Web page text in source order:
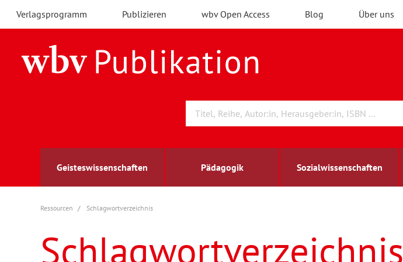
Verlagsprogramm Publizieren wbv Open Access Blog Über uns
Geisteswissenschaften Pädagogik Sozialwissenschaften
Archäologie
Berufs- und Wirtschaftspädagogik
Arbeitsmarktforschung
Außenwirtschaft
berufsbildung
Ressourcen Schlagwortverzeichnis
Schlagwortverzeichnis